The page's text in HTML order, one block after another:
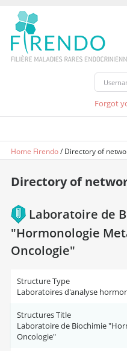
Forgot
Home Firendo/Directory of
Directory of
Laboratoire de
"Hormonologie
Oncologie"
Structure Type
Laboratoires d'analyse
Structures Title
Laboratoire de Biochimie
Oncologie"